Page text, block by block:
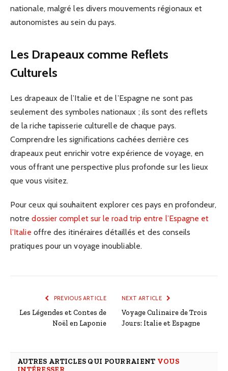
nationale, malgré les divers mouvements régionaux et
autonomistes au sein du pays.
Les Drapeaux comme Reflets
Culturels
Les drapeaux de l’Italie et de l’Espagne ne sont pas
seulement des symboles nationaux ; ils sont des reflets
de la riche tapisserie culturelle de chaque pays.
Comprendre les significations cachées derrière ces
drapeaux peut enrichir votre expérience de voyage, en
vous offrant une perspective plus profonde sur les lieux
que vous visitez.
Pour ceux qui souhaitent explorer ces pays en profondeur,
notredossier complet sur le road trip entre l’Espagne et
l’Italie offre des itinéraires détaillés et des conseils
pratiques pour un voyage inoubliable.
PREVIOUS ARTICLE
Les Légendes et Contes de
Noël en Laponie
NEXT ARTICLE
Voyage Culinaire de Trois
Jours: Italie et Espagne
AUTRES ARTICLES QUI POURRAIENT VOUS